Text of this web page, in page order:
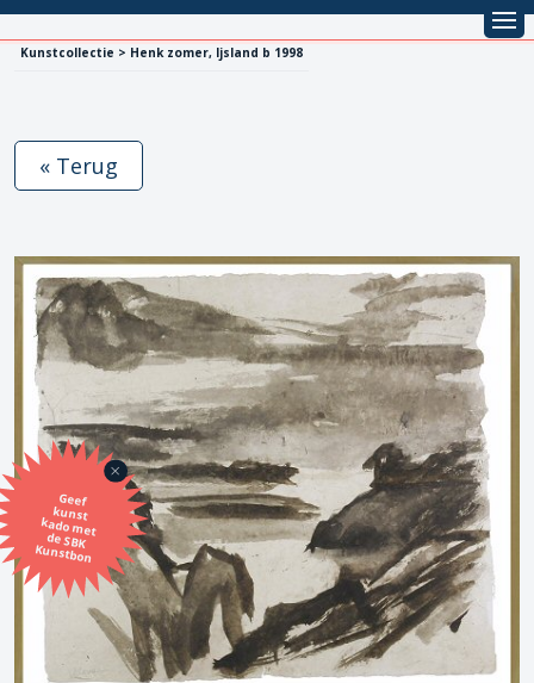
Kunstcollectie > Henk zomer, Ijsland b 1998
Geef
kunst
kado met
de SBK
Kunstbon
« Terug